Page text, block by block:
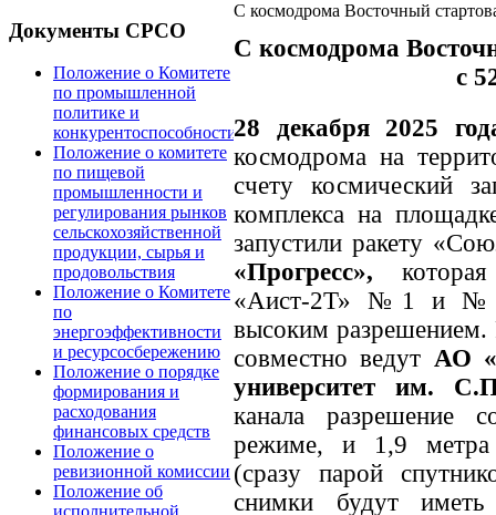
Документы СРСО
Положение о Комитете
по промышленной
политике и
конкурентоспособности
Положение о комитете
по пищевой
промышленности и
регулирования рынков
сельскохозяйственной
продукции, сырья и
продовольствия
Положение о Комитете
по
энергоэффективности
и ресурсосбережению
Положение о порядке
формирования и
расходования
финансовых средств
Положение о
ревизионной комиссии
Положение об
С космодрома Восточный
С космодрома
с
28 декабря 2025
космодрома на
счету космический
комплекса на
запустили ракету
«Прогресс»,
«Аист-2Т» №1 и №2,
высоким разрешением.
совместно ведут АО
университет им.
канала разрешение
режиме, и 1,9 метра
(сразу парой
снимки будут